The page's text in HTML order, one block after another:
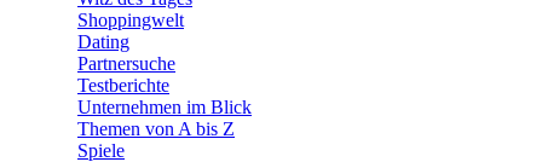
Shoppingwelt
Dating
Partnersuche
Testberichte
Unternehmen im Blick
Themen von A bis Z
Spiele